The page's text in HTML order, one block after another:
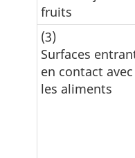
fruits
(3)
Surfaces
en contact avec
les aliments